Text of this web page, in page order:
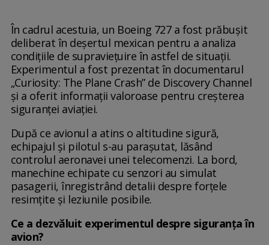
În cadrul acestuia, un Boeing 727 a fost prăbușit
deliberat în deșertul mexican pentru a analiza
condițiile de supraviețuire în astfel de situații.
Experimentul a fost prezentat în documentarul
„Curiosity: The Plane Crash” de Discovery Channel
și a oferit informații valoroase pentru creșterea
siguranței aviației.
După ce avionul a atins o altitudine sigură,
echipajul și pilotul s-au parașutat, lăsând
controlul aeronavei unei telecomenzi. La bord,
manechine echipate cu senzori au simulat
pasagerii, înregistrând detalii despre forțele
resimțite și leziunile posibile.
Ce a dezvăluit experimentul despre siguranța în
avion?